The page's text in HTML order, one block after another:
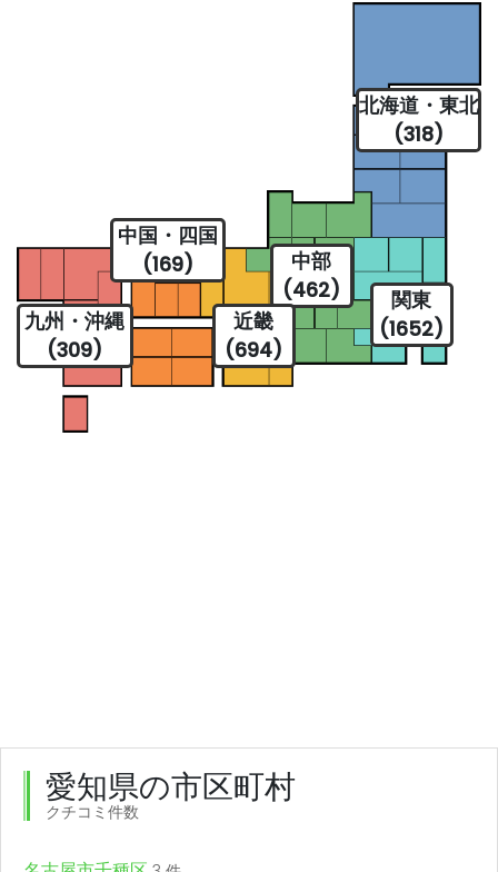
北海道・東北
(318)
関東
(1652)
中部
(462)
近畿
(694)
中国・四国
(169)
九州・沖縄
(309)
愛知県の市区町村
クチコミ件数